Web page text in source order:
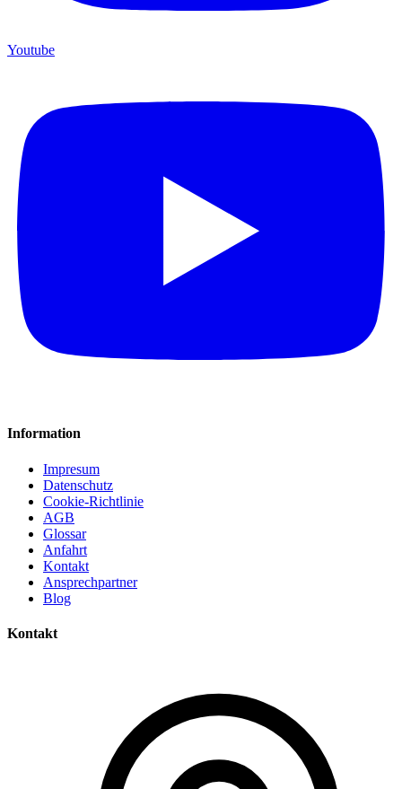
Youtube
Information
Impresum
Datenschutz
Cookie-Richtlinie
AGB
Glossar
Anfahrt
Kontakt
Ansprechpartner
Blog
Kontakt